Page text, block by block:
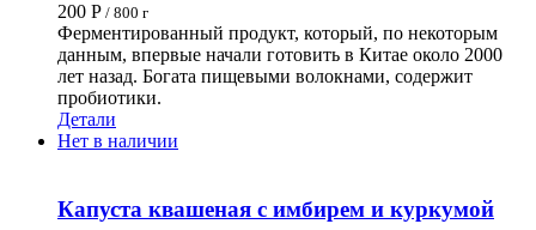
200 Р / 800 г
Ферментированный продукт, который, по некоторым
данным, впервые начали готовить в Китае около 2000
лет назад. Богата пищевыми волокнами, содержит
пробиотики.
Детали
Нет в наличии
Капуста квашеная с имбирем и куркумой